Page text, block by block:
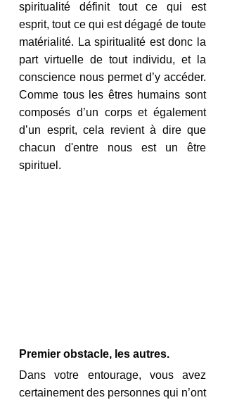
spiritualité définit tout ce qui est
esprit, tout ce qui est dégagé de toute
matérialité. La spiritualité est donc la
part virtuelle de tout individu, et la
conscience nous permet d’y accéder.
Comme tous les êtres humains sont
composés d’un corps et également
d’un esprit, cela revient à dire que
chacun d'entre nous est un être
spirituel.
Premier obstacle, les autres.
Dans votre entourage, vous avez
certainement des personnes qui n’ont